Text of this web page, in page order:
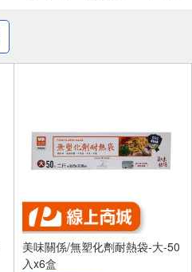
美味關係/無塑化劑耐熱袋-大-50
入x6盒